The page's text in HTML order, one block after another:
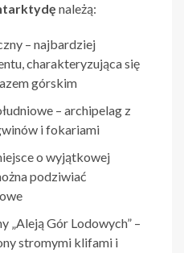
należą:
– najbardziej
charakteryzująca się
górskim
– archipelag z
i fokariami
o wyjątkowej
podziwiać
„Aleją Gór Lodowych” –
stromymi klifami i